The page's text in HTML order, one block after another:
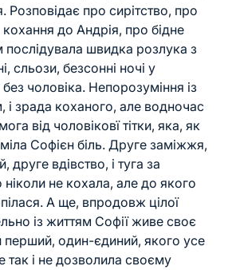
Розповідає про сирітство, про
до Андрія, про бідне
швидка розлука з
сльози, безсонні ночі у
чоловіка. Непорозуміння із
і зрада коханого, але водночас
від чоловіковї тітки, яка, як
Софієн біль. Друге заміжжя,
друге вдівство, і туга за
не кохала, але до якого
А ще, впродовж цілої
із життям Софії живе своє
перший, один-єдиний, якого усе
так і не дозволила своєму